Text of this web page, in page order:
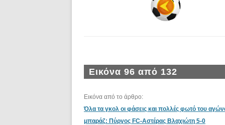
Εικόνα 96 από 132
Εικόνα από το άρθρο:
Όλα τα γκολ οι φάσεις και πολλές φωτό του
μπαράζ: Πύργος FC-Αστέρας Βλαχιώτη 5-0